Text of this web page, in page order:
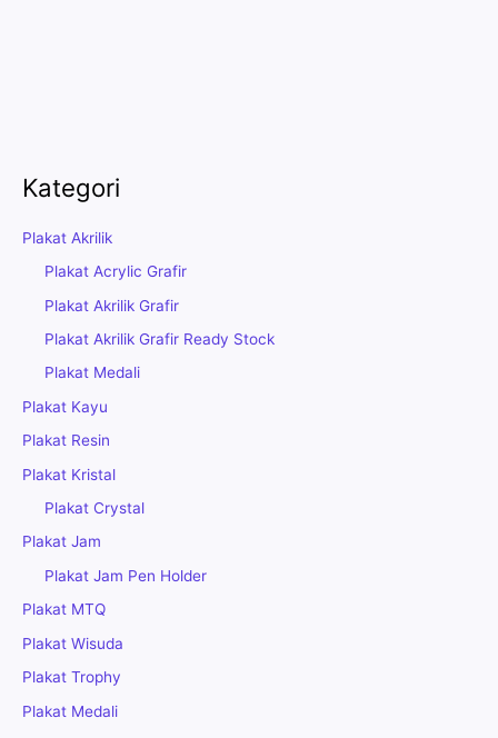
Kategori
Plakat Akrilik
Plakat Acrylic Grafir
Plakat Akrilik Grafir
Plakat Akrilik Grafir Ready Stock
Plakat Medali
Plakat Kayu
Plakat Resin
Plakat Kristal
Plakat Crystal
Plakat Jam
Plakat Jam Pen Holder
Plakat MTQ
Plakat Wisuda
Plakat Trophy
Plakat Medali